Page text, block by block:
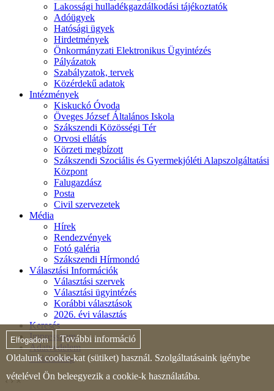
Elfogadom
További információ
Oldalunk cookie-kat (sütiket) használ. Szolgáltatásaink igénybe
vételével Ön beleegyezik a cookie-k használatába.
Lakossági hulladékgazdálkodási tájékoztatók
Adóügyek
Hatósági ügyek
Hirdetmények
Önkormányzati Elektronikus Ügyintézés
Pályázatok
Szabályzatok, tervek
Közérdekű adatok
Intézmények
Kiskuckó Óvoda
Öveges József Általános Iskola
Szákszendi Közösségi Tér
Orvosi ellátás
Körzeti megbízott
Szákszendi Szociális és Gyermekjóléti Alapszolgáltatási
Központ
Falugazdász
Posta
Civil szervezetek
Média
Hírek
Rendezvények
Fotó galéria
Szákszendi Hírmondó
Választási Információk
Választási szervek
Választási ügyintézés
Korábbi választások
2026. évi választás
Keresés
Impresszum
Adatvédelem
Oldaltérkép
‹ › ×